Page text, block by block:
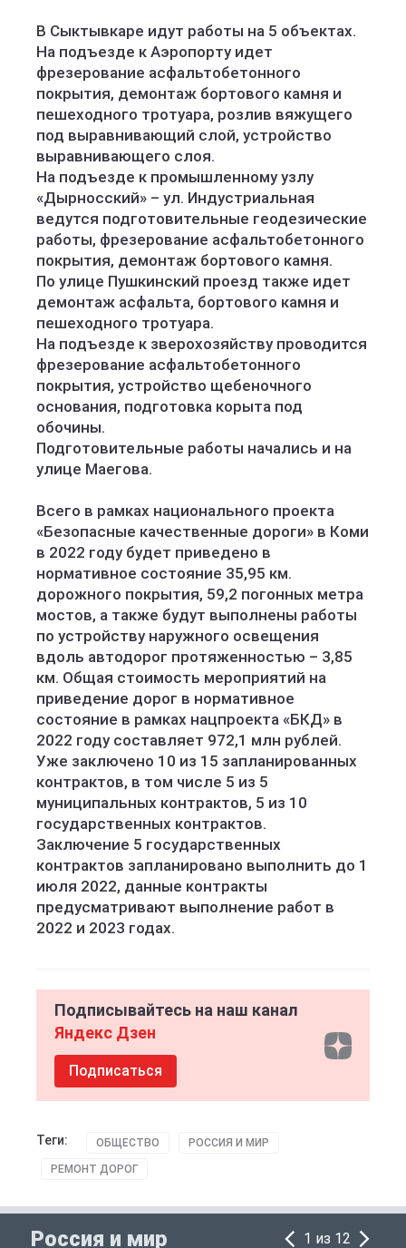
В Сыктывкаре идут работы на 5 объектах.
На подъезде к Аэропорту идет
фрезерование асфальтобетонного
покрытия, демонтаж бортового камня и
пешеходного тротуара, розлив вяжущего
под выравнивающий слой, устройство
выравнивающего слоя.
На подъезде к промышленному узлу
«Дырносский» – ул. Индустриальная
ведутся подготовительные геодезические
работы, фрезерование асфальтобетонного
покрытия, демонтаж бортового камня.
По улице Пушкинский проезд также идет
демонтаж асфальта, бортового камня и
пешеходного тротуара.
На подъезде к зверохозяйству проводится
фрезерование асфальтобетонного
покрытия, устройство щебеночного
основания, подготовка корыта под
обочины.
Подготовительные работы начались и на
улице Маегова.
Всего в рамках национального проекта
«Безопасные качественные дороги» в Коми
в 2022 году будет приведено в
нормативное состояние 35,95 км.
дорожного покрытия, 59,2 погонных метра
мостов, а также будут выполнены работы
по устройству наружного освещения
вдоль автодорог протяженностью – 3,85
км. Общая стоимость мероприятий на
приведение дорог в нормативное
состояние в рамках нацпроекта «БКД» в
2022 году составляет 972,1 млн рублей.
Уже заключено 10 из 15 запланированных
контрактов, в том числе 5 из 5
муниципальных контрактов, 5 из 10
государственных контрактов.
Заключение 5 государственных
контрактов запланировано выполнить до 1
июля 2022, данные контракты
предусматривают выполнение работ в
2022 и 2023 годах.
Подписывайтесь на наш канал
Яндекс Дзен
Подписаться
Теги: ОБЩЕСТВО РОССИЯ И МИР
РЕМОНТ ДОРОГ
Россия и мир 1 из 12